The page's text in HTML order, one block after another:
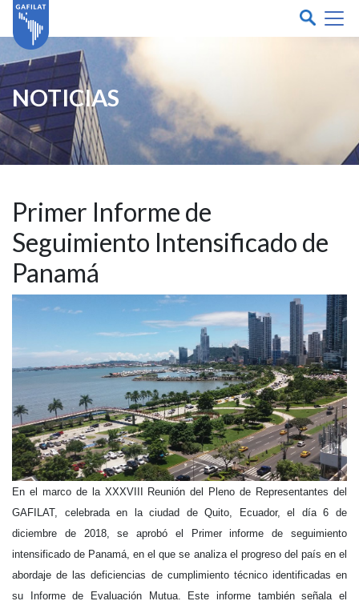
NOTICIAS
Primer Informe de
Seguimiento Intensificado de
Panamá
En el marco de la XXXVIII Reunión del Pleno de Representantes del
GAFILAT, celebrada en la ciudad de Quito, Ecuador, el día 6 de
diciembre de 2018, se aprobó el Primer informe de seguimiento
intensificado de Panamá, en el que se analiza el progreso del país en el
abordaje de las deficiencias de cumplimiento técnico identificadas en
su Informe de Evaluación Mutua. Este informe también señala el